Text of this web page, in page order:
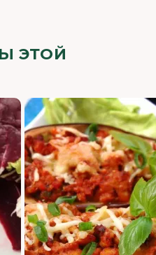
ЭТОЙ